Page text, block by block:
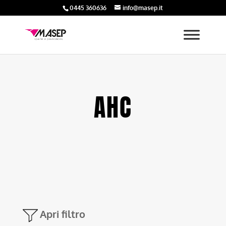
0445 360636 info@masep.it
AHC
Apri filtro